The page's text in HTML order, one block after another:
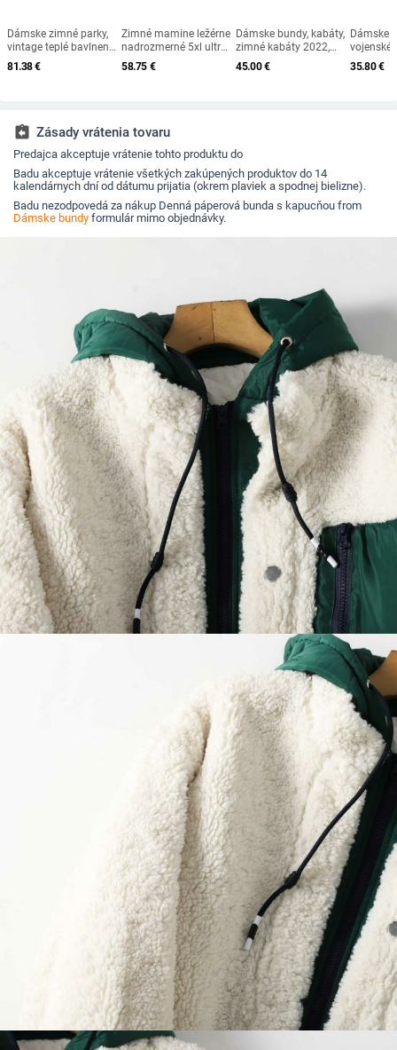
Dámske zimné parky,
vintage teplé bavlnené
kabáty 2021, ženské, s
dlhým rukávom a
81.38€
Zimné mamine ležérne
nadrozmerné 5xl ultra
ľahké bavlnené krátke
bundy pre ženy, tenké
58.75 €
Dámske bundy, kabáty,
zimné kabáty 2022,
nové dámske jesenné
teplé kabáty,
45.00€
Dámske
vojenské
35.80€
assignment_return Zásady vrátenia tovaru
Predajca akceptuje vrátenie tohto produktu do
Badu akceptuje vrátenie všetkých zakúpených produktov do 14
kalendárnych dní od dátumu prijatia (okrem plaviek a spodnej bielizne).
Badu nezodpovedá za nákup Denná páperová bunda s kapucňou from
Dámske bundy formulár mimo objednávky.